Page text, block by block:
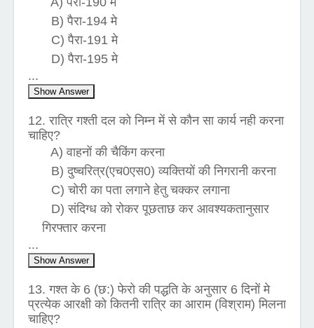
B) पैरा-194 मे
C) पैरा-191 मे
D) पैरा-195 मे
...
Show Answer
12. रात्रि गश्ती दल को निम्न में से कौन सा कार्य नही करना
चाहिए?
A) वाहनों की चैकिंग करना
B) दुष्चरित्र(एच0एस0) व्यक्तियों की निगरानी करना
C) चोरी का पता लगाने हेतु चक्कर लगाना
D) संदिग्ध को रोकर पूछताछ कर आवश्यकतानुसार
गिरफ्तार करना
...
Show Answer
13. गश्त के 6 (छ:) फेरो की पद्धति के अनुसार 6 दिनों मे
प्रत्येक आरक्षी को कितनी रात्रि का आराम (विश्राम) मिलना
चाहिए?